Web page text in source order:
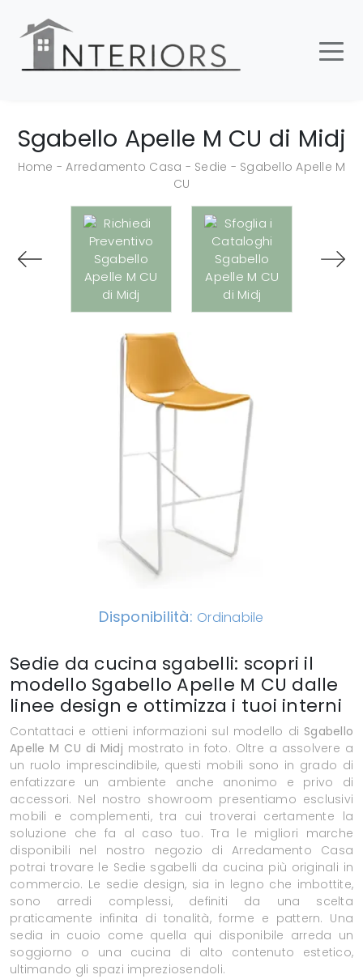
Sgabello Apelle M CU di Midj
Home -Arredamento Casa - Sedie - Sgabello Apelle M
CU
Disponibilità: Ordinabile
Sedie da cucina sgabelli: scopri il
modello Sgabello Apelle M CU dalle
linee design e ottimizza i tuoi interni
Contattaci e ottieni informazioni sul modello di Sgabello
Apelle M CU di Midj mostrato in foto. Oltre a assolvere a
un ruolo imprescindibile, questi mobili sono in grado di
enfatizzare un ambiente anche anonimo e privo di
accessori. Nel nostro showroom presentiamo esclusivi
mobili e complementi, tra cui troverai certamente la
soluzione che fa al caso tuo. Tra le migliori marche
disponibili nel nostro negozio di Arredamento Casa
potrai trovare le Sedie sgabelli da cucina più originali in
commercio. Le sedie design, sia in legno che imbottite,
sono arredi complessi, definiti da una scelta
praticamente infinita di tonalità, forme e pattern. Una
sedia in cuoio come quella qui disponibile arreda un
soggiorno o una cucina di alto contenuto estetico,
ultimando gli spazi impreziosendoli.